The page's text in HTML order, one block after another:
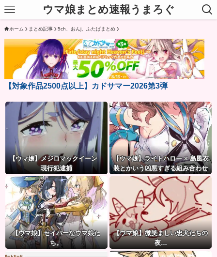
ウマ娘まとめ速報うまろぐ
ホーム まとめ記事 5ch、おんj、ふたばまとめ
【対象作品2500点以上】カドサマー2026第3弾
【ウマ娘】メジロマックイーン
現行犯逮捕
【ウマ娘】ライトハロー × 島風衣
装とかいう凶悪すぎる組み合わせ
ｗｗｗ「大変なことに…」
【ウマ娘】セイバーなウマ娘た
ち。
【ウマ娘】微笑ましい忠犬たちの
夜…